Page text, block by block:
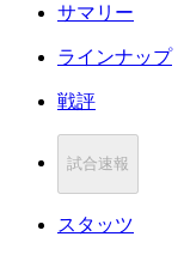
サマリー
ラインナップ
戦評
試合速報
スタッツ